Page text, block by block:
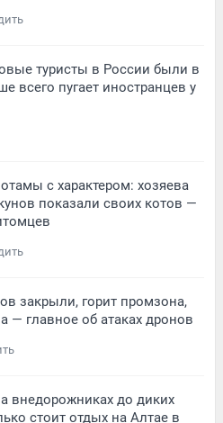
туристы в России были в
всего пугает иностранцев у
с характером: хозяева
показали своих котов —
закрыли, горит промзона,
— главное об атаках дронов
внедорожниках до диких
стоит отдых на Алтае в